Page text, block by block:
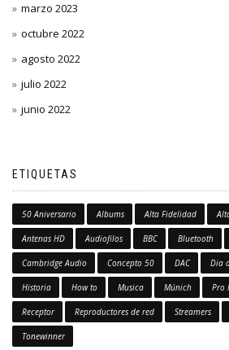
marzo 2023
octubre 2022
agosto 2022
julio 2022
junio 2022
ETIQUETAS
50 Aniversario Albums Alta Fidelidad
Antenas HD Audiofilos BBC Bluetooth
Cambridge Audio Concepto 50 DAC Dia
Historia How to Musica Múnich Pro
Receptor Reproductores de red Streamers
Tonewinner